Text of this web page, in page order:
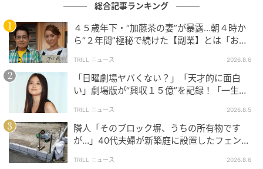
総合記事ランキング
４５歳年下・“加藤茶の妻”が暴露…朝４時か
ら“２年間”極秘で続けた【副業】とは「お金
TRILL ニュース 2026.8.6
「日曜劇場ヤバくない？」「天才的に面白
い」劇場版が“興収１５億”を記録！「一生言
TRILL ニュース 2026.8.5
隣人「そのブロック塀、うちの所有物です
が…」40代夫婦が新築庭に設置したフェン
TRILL ニュース 2026.8.6